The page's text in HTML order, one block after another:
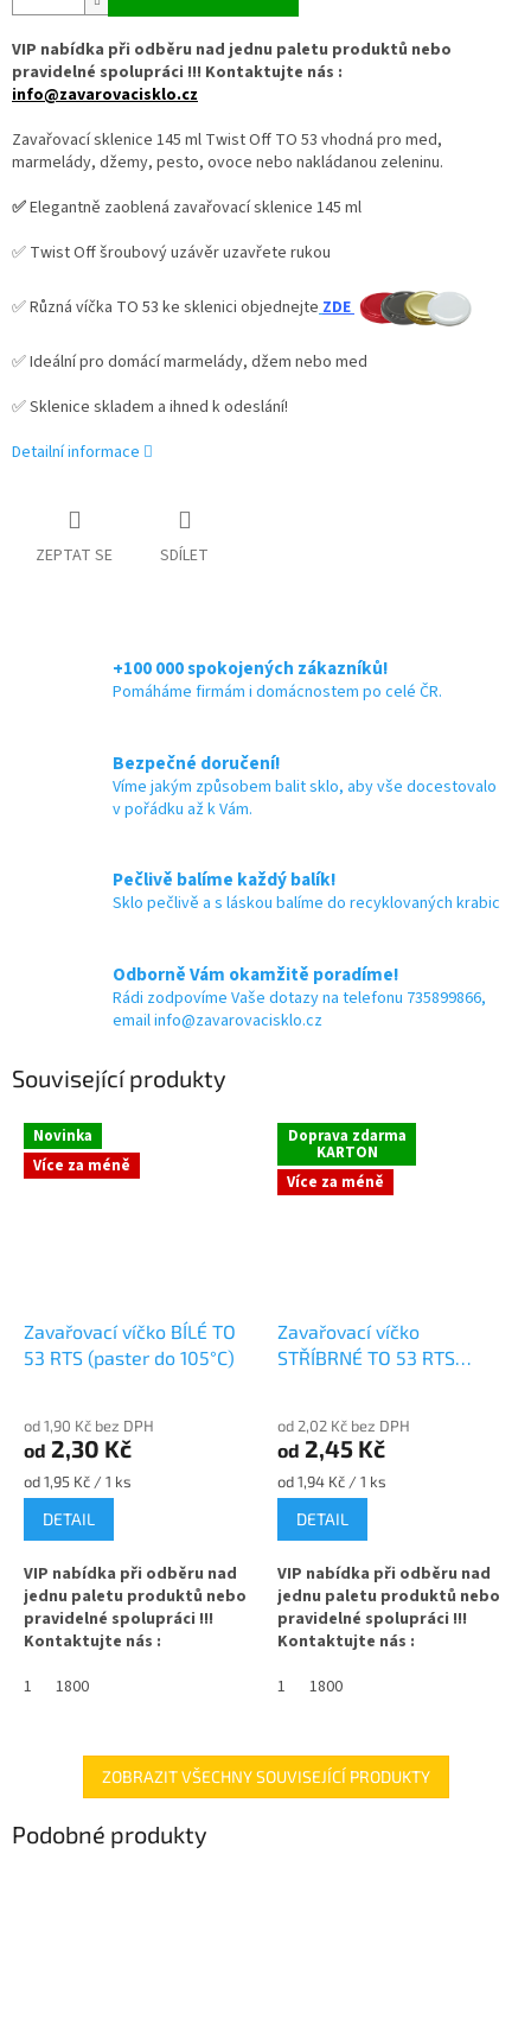
VIP nabídka při odběru nad jednu paletu produktů nebo
pravidelné spolupráci !!! Kontaktujte nás :
info@zavarovacisklo.cz
Zavařovací sklenice 145 ml Twist Off TO 53 vhodná pro med,
marmelády, džemy, pesto, ovoce nebo nakládanou zeleninu.
✅Elegantně zaoblená zavařovací sklenice 145 ml
✅ Twist Off šroubový uzávěr uzavřete rukou
✅ Různá víčka TO 53 ke sklenici objednejte ZDE
✅ Ideální pro domácí marmelády, džem nebo med
✅ Sklenice skladem a ihned k odeslání!
Detailní informace
ZEPTAT SE SDÍLET
+100 000 spokojených zákazníků!
Pomáháme firmám i domácnostem po celé ČR.
Bezpečné doručení!
Víme jakým způsobem balit sklo, aby vše docestovalo
v pořádku až k Vám.
Pečlivě balíme každý balík!
Sklo pečlivě a s láskou balíme do recyklovaných krabic
Odborně Vám okamžitě poradíme!
Rádi zodpovíme Vaše dotazy na telefonu 735899866,
email info@zavarovacisklo.cz
Související produkty
Novinka
Více za méně
Zavařovací víčko BÍLÉ TO
53 RTS (paster do 105°C)
od 1,90 Kč bez DPH
od 2,30 Kč
Měrná
cena:
od 1,95 Kč / 1 ks
DETAIL
VIP nabídka při odběru nad
jednu paletu produktů nebo
pravidelné spolupráci !!!
Kontaktujte nás :
✅ Šroubovací víčko pro snadné
otevření sklenice
✅ Různé varianty víček TO 53
1 1800
Doprava zdarma
KARTON
Více za méně
Zavařovací víčko
STŘÍBRNÉ TO 53 RTS
od 2,02 Kč bez DPH
od 2,45 Kč
Měrná
cena:
od 1,94 Kč / 1 ks
DETAIL
VIP nabídka při odběru nad
jednu paletu produktů nebo
pravidelné spolupráci !!!
Kontaktujte nás :
✅ Šroubovací víčko pro snadné
otevření sklenice
1 1800
ZOBRAZIT VŠECHNY SOUVISEJÍCÍ PRODUKTY
Podobné produkty